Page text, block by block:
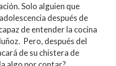
Solo alguien que
después de
de entender la cocina
Pero, después del
de su chistera de